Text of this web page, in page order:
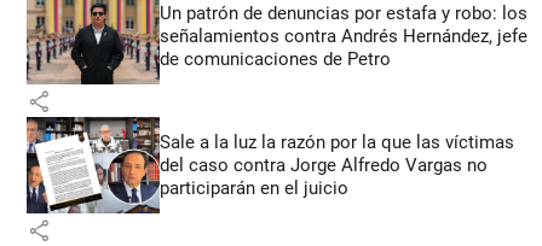
Un patrón de denuncias por estafa y robo: los
señalamientos contra Andrés Hernández, jefe
de comunicaciones de Petro
share
Sale a la luz la razón por la que las víctimas
del caso contra Jorge Alfredo Vargas no
participarán en el juicio
share